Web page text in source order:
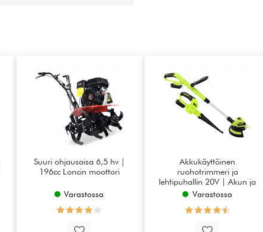
Suuri ohjausaisa 6,5 hv |
196cc Loncin moottori
Varastossa
Akkukäyttöinen
ruohotrimmeri ja
lehtipuhallin 20V | Akun ja
laturin kanssa
Varastossa